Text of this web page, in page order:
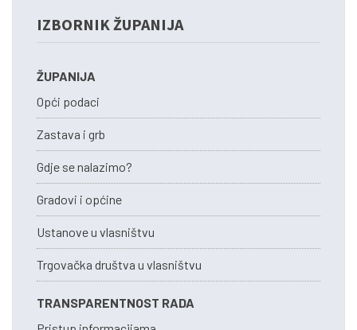
IZBORNIK ŽUPANIJA
ŽUPANIJA
Opći podaci
Zastava i grb
Gdje se nalazimo?
Gradovi i općine
Ustanove u vlasništvu
Trgovačka društva u vlasništvu
TRANSPARENTNOST RADA